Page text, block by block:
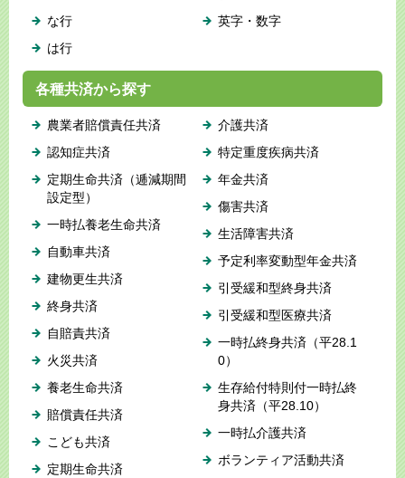
な行
は行
英字・数字
各種共済から探す
農業者賠償責任共済
認知症共済
定期生命共済（逓減期間
設定型）
一時払養老生命共済
自動車共済
建物更生共済
終身共済
自賠責共済
火災共済
養老生命共済
賠償責任共済
こども共済
定期生命共済
介護共済
特定重度疾病共済
年金共済
傷害共済
生活障害共済
予定利率変動型年金共済
引受緩和型終身共済
引受緩和型医療共済
一時払終身共済（平28.1
0）
生存給付特則付一時払終
身共済（平28.10）
一時払介護共済
ボランティア活動共済